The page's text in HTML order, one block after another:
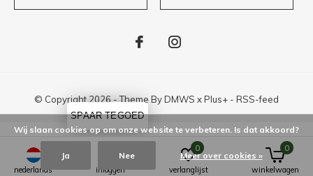
© Copyright2026- Theme ByDMWS xPlus+ - RSS-feed
nederlands inloggen verlanglijst
0
winkelwagen
0
Bottine9,8 Reviews @Kiyoh
Wij slaan cookies op om onze website te verbeteren. Is dat akkoord?
Ja Nee Meer over cookies »
SPAAR TEGOED